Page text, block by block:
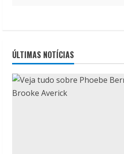
ÚLTIMAS NOTÍCIAS